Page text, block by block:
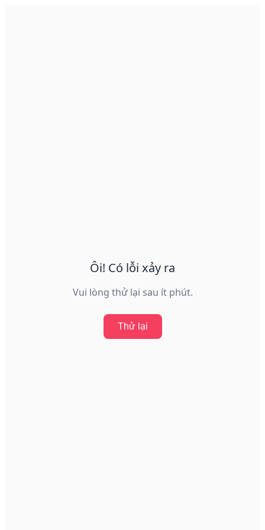
Ôi! Có lỗi xảy ra
Vui lòng thử lại sau ít phút.
Thử lại